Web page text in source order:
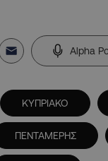
Alpha
ΚΥΠΡΙΑΚΟ
ΠΕΝΤΑΜΕΡΗΣ